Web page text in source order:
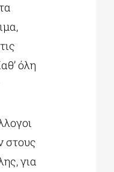
όλη
στους
για